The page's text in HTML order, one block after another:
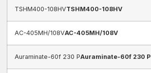
TSHM400-108HVTSHM400-108HV
AC-405MH/108VAC-405MH/108V
Auraminate-60f 230 PAuraminate-60f 230 P